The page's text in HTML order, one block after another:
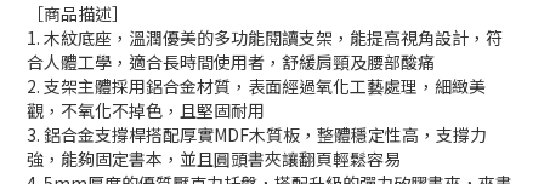
［商品描述］
1. 木紋底座，溫潤優美的多功能閱讀支架，能提高視角設計，符
合人體工學，適合長時間使用者，舒緩肩頸及腰部酸痛
2. 支架主體採用鋁合金材質，表面經過氧化工藝處理，細緻美
觀，不氧化不掉色，且堅固耐用
3. 鋁合金支撐桿搭配厚實MDF木質板，整體穩定性高，支撐力
強，能夠固定書本，並且圓頭書夾讓翻頁輕鬆容易